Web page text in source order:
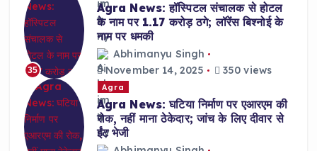
35
Agra News: हॉस्पिटल संचालक से होटल
के नाम पर 1.17 करोड़ ठगे; लॉरेंस बिश्नोई के
नाम पर धमकी
Abhimanyu Singh
November 14, 2025
350 views
Agra
Agra News: घटिया निर्माण पर एआरएम की
रोक, नहीं माना ठेकेदार; जांच के लिए दीवार से
ईंट भेजी